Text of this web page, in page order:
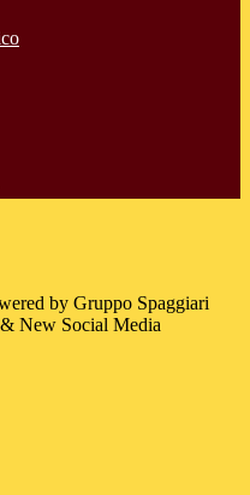
by Gruppo Spaggiari
New Social Media